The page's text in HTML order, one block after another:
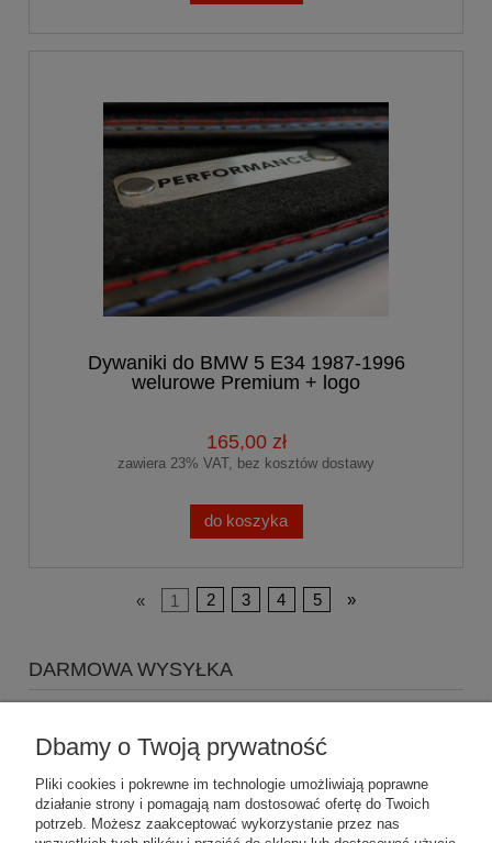
Dywaniki do BMW 5 E34 1987-1996
welurowe Premium + logo
165,00 zł
zawiera 23% VAT, bez kosztów dostawy
do koszyka
« 1 2 3 4 5 »
DARMOWA WYSYŁKA
wysyłki Gratis
Dbamy o Twoją prywatność
Pliki cookies i pokrewne im technologie umożliwiają poprawne
działanie strony i pomagają nam dostosować ofertę do Twoich
potrzeb. Możesz zaakceptować wykorzystanie przez nas